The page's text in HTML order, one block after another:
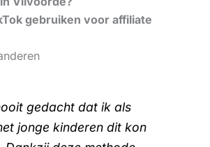
gebruiken voor affiliate
gedacht dat ik als
jonge kinderen dit kon